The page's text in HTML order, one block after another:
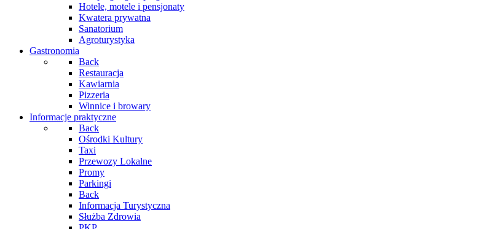
Hotele, motele i pensjonaty
Kwatera prywatna
Sanatorium
Agroturystyka
Gastronomia
Back
Restauracja
Kawiarnia
Pizzeria
Winnice i browary
Informacje praktyczne
Back
Ośrodki Kultury
Taxi
Przewozy Lokalne
Promy
Parkingi
Back
Informacja Turystyczna
Służba Zdrowia